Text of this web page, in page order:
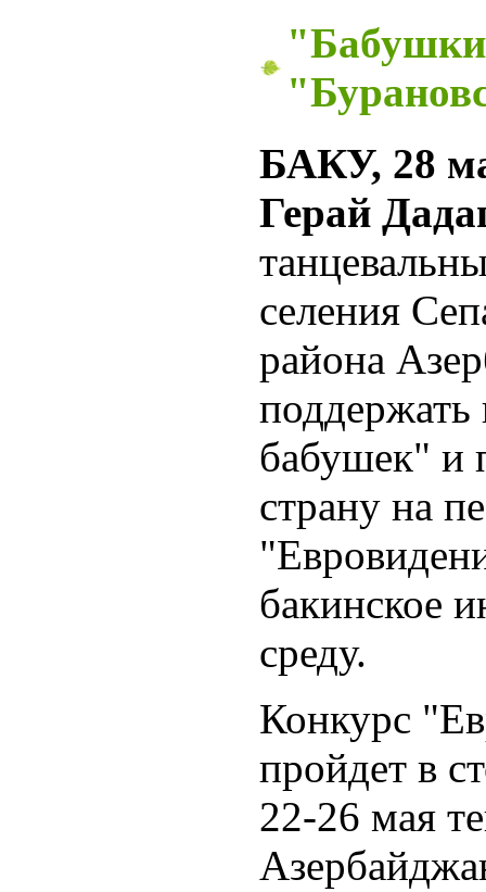
БАКУ, 28
Герай
селения
района
бабушек" и
страну на
бакинское
среду.
Конкурс
пройдет в
22-26 мая